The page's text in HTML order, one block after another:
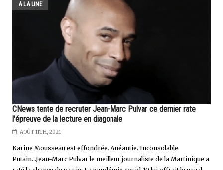
A LA UNE
CNews tente de recruter Jean-Marc Pulvar ce dernier rate
l'épreuve de la lecture en diagonale
AOÛT 11TH, 2021
Karine Mousseau est effondrée. Anéantie. Inconsolable.
Putain...Jean-Marc Pulvar le meilleur journaliste de la Martinique a